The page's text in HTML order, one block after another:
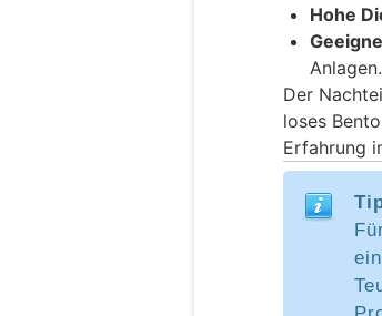
Hohe
Anlagen.
Der
loses
Erfahrung